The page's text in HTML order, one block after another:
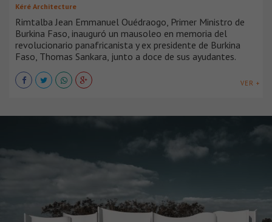
Kéré Architecture
Rimtalba Jean Emmanuel Ouédraogo, Primer Ministro de
Burkina Faso, inauguró un mausoleo en memoria del
revolucionario panafricanista y ex presidente de Burkina
Faso, Thomas Sankara, junto a doce de sus ayudantes.
VER +